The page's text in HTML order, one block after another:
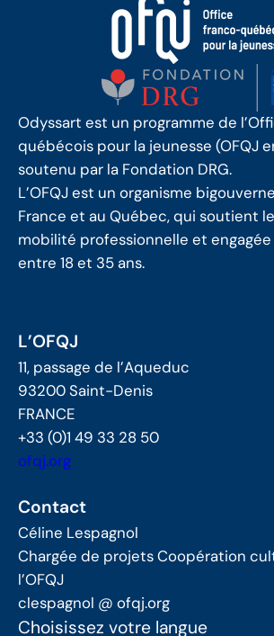
Odyssart est un programme de
québécois pour la jeunesse (OFQJ
soutenu par la Fondation DRG.
L’OFQJ est un organisme
France et au Québec, qui soutient
mobilité professionnelle et
entre 18 et 35 ans.
L’OFQJ
11, passage de l’Aqueduc
93200 Saint-Denis
FRANCE
+33 (0)1 49 33 28 50
ofqj.org
Contact
Céline Lespagnol
Chargée de projets Coopération
l’OFQJ
clespagnol @ ofqj.org
Choisissez votre langue